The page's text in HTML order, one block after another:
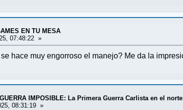
EN TU MESA
07:48:22 »
hace muy engorroso el manejo? Me da la
IMPOSIBLE: La Primera Guerra Carlista en el norte
08:31:19 »